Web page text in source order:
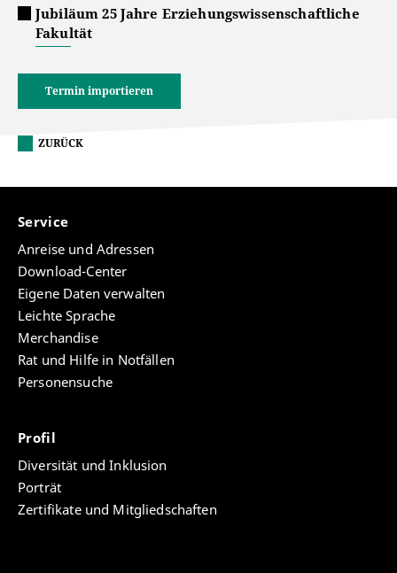
Jubiläum 25 Jahre Erziehungswissenschaftliche
Fakultät
Termin importieren
ZURÜCK
Service
Anreise und Adressen
Download-Center
Eigene Daten verwalten
Leichte Sprache
Merchandise
Rat und Hilfe in Notfällen
Personensuche
Profil
Diversität und Inklusion
Porträt
Zertifikate und Mitgliedschaften